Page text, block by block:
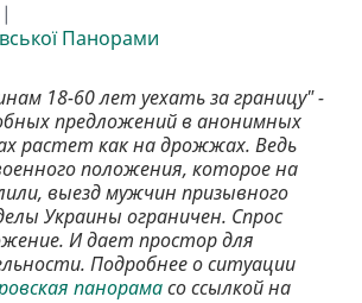
Панорами
18-60 лет уехать за границу" -
предложений в анонимных
растет как на дрожжах. Ведь
положения, которое на
выезд мужчин призывного
Украины ограничен. Спрос
И дает простор для
Подробнее о ситуации
панорамасо ссылкой на